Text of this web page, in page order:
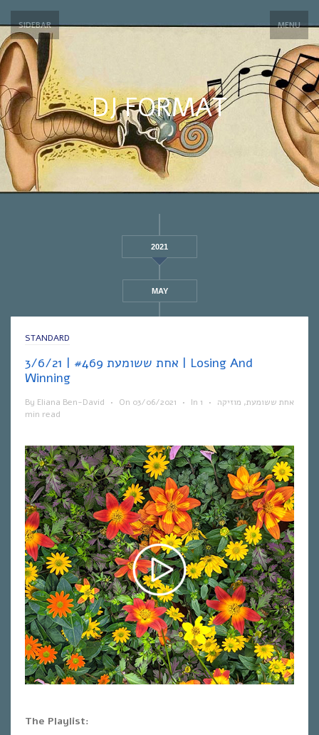
SIDEBAR MENU
DJ FORMAT
2021
MAY
STANDARD
אחת ששומעת #469 | 3/6/21 | Losing And
Winning
By Eliana Ben-David • On 03/06/2021 • In אחת ששומעת, מוזיקה •
1
min read
The Playlist: